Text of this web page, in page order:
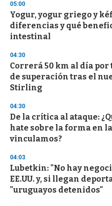
3
s
e
c
o
d
s
05:00
Yogur, yogur griego y
diferencias y qué
intestinal
04:30
Correrá 50 km al día
de superación tras el
Stirling
04:30
De la crítica al ataque:
hate sobre la forma en
vinculamos?
04:03
Lubetkin: "No hay
EE.UU. y, si llegan
"uruguayos detenidos"